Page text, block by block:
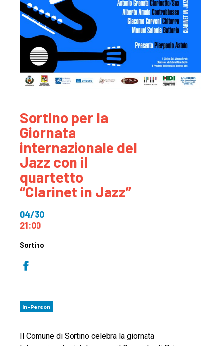
Sortino per la
Giornata
internazionale del
Jazz con il
quartetto
“Clarinet in Jazz”
04/30
21:00
Sortino
In-Person
Il Comune di Sortino celebra la giornata